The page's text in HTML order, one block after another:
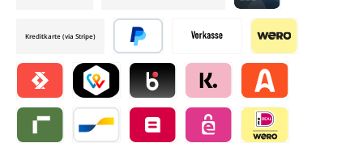
Vorkasse Wero
Satispay by mollieTWINT by mollieBlik by mollieKlarna by mollieAlma by mollie
Credit card by mollie
Kreditkarte (via Stripe)
Später bezahlen